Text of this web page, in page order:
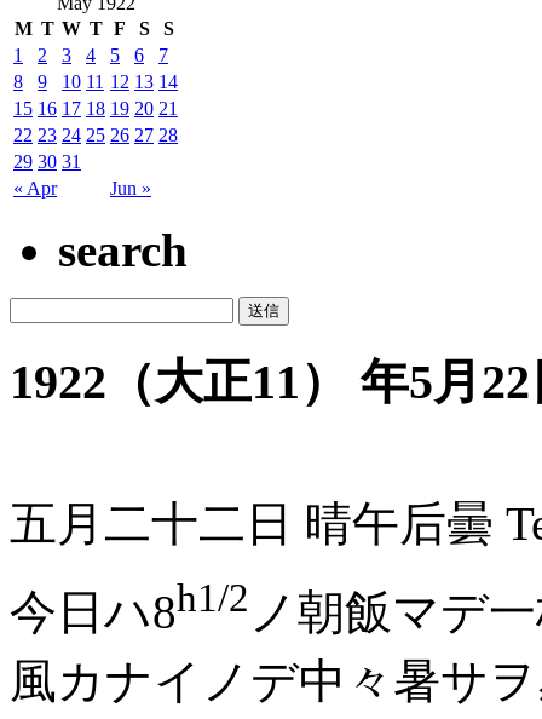
M T W T F S S
« Apr Jun »
1 2 3 4 5 6
7
8
9 10 11 12 13 14
15 16 17 18 19 20 21
22 23 24 25 26 27 28
29 30 31
search
1922（大正11） 年5月
五月二十二日 晴午后曇
今日ハ8h1/2 ノ朝飯マデ
風カナイノデ中々暑サ